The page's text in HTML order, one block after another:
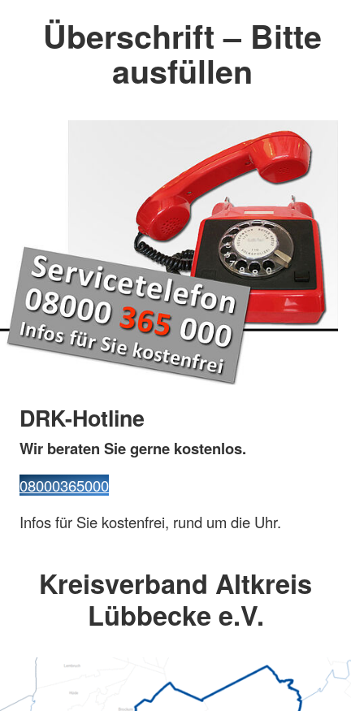
Überschrift – Bitte
ausfüllen
DRK-Hotline
Wir beraten Sie gerne kostenlos.
08000365000
Infos für Sie kostenfrei, rund um die Uhr.
Kreisverband Altkreis
Lübbecke e.V.